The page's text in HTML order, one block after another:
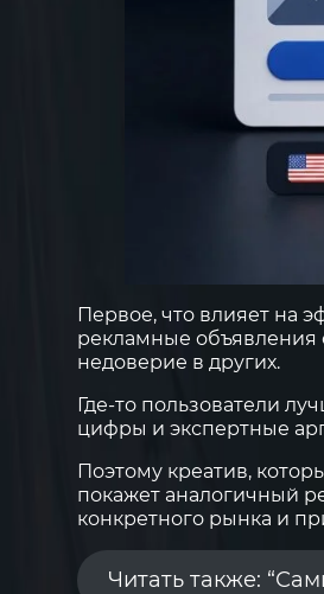
Первое, что влияет на
рекламные объявления
недоверие в других.
Где-то пользователи
цифры и экспертные
Поэтому креатив,
покажет аналогичный
конкретного рынка и
Читать также: